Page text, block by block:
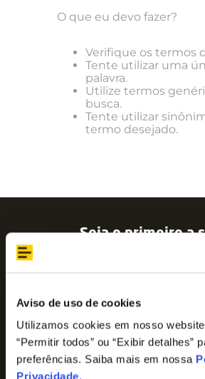
Aviso de uso de cookies
Utilizamos cookies em nosso
“Permitir todos” ou “Exibir detalhes”
preferências. Saiba mais em nossa
Privacidade.
O que eu devo fazer?
Verifique os termos
Tente utilizar uma
palavra.
Utilize termos
busca.
Tente utilizar
termo desejado.
Seja o primeiro a
Assine nossa newsletter para
das últimas tendências e
Nome
E-mail